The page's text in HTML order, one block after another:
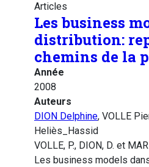
Articles
Les business
distribution:
chemins de la
Année
2008
Auteurs
DION Delphine, VOLLE
Heliès_Hassid
VOLLE, P., DION, D. et
Les business models